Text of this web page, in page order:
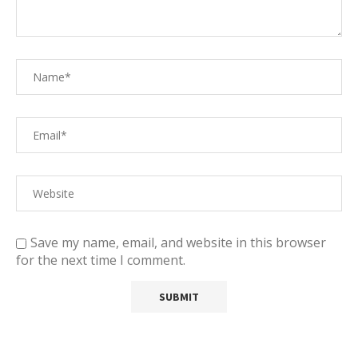
Save my name, email, and website in this browser
for the next time I comment.